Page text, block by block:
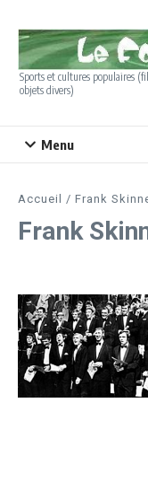
Sports et cultures populaires
objets divers)
Menu
Accueil / Frank
Frank